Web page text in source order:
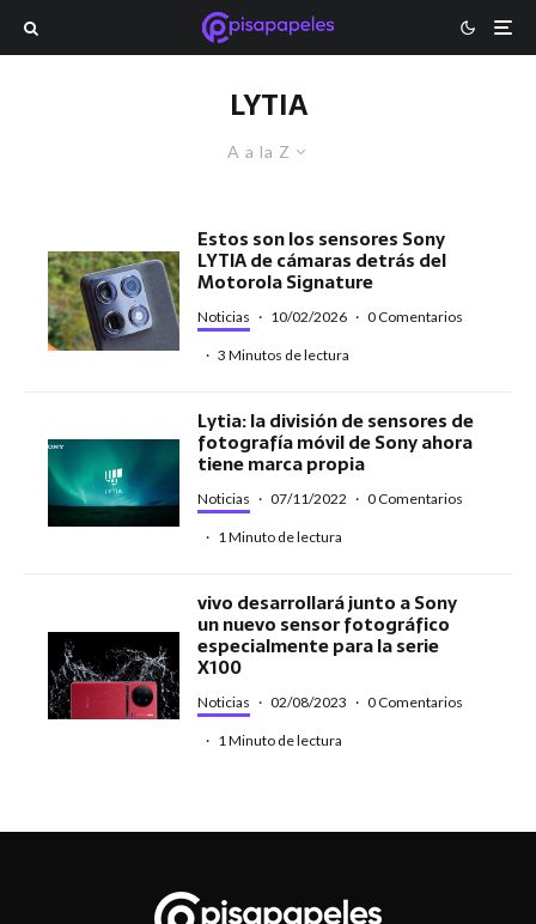
LYTIA
A a la Z
Estos son los sensores Sony
LYTIA de cámaras detrás del
Motorola Signature
Noticias · 10/02/2026 · 0 Comentarios
· 3 Minutos de lectura
Lytia: la división de sensores de
fotografía móvil de Sony ahora
tiene marca propia
Noticias · 07/11/2022 · 0 Comentarios
· 1 Minuto de lectura
vivo desarrollará junto a Sony
un nuevo sensor fotográfico
especialmente para la serie
X100
Noticias · 02/08/2023 · 0 Comentarios
· 1 Minuto de lectura